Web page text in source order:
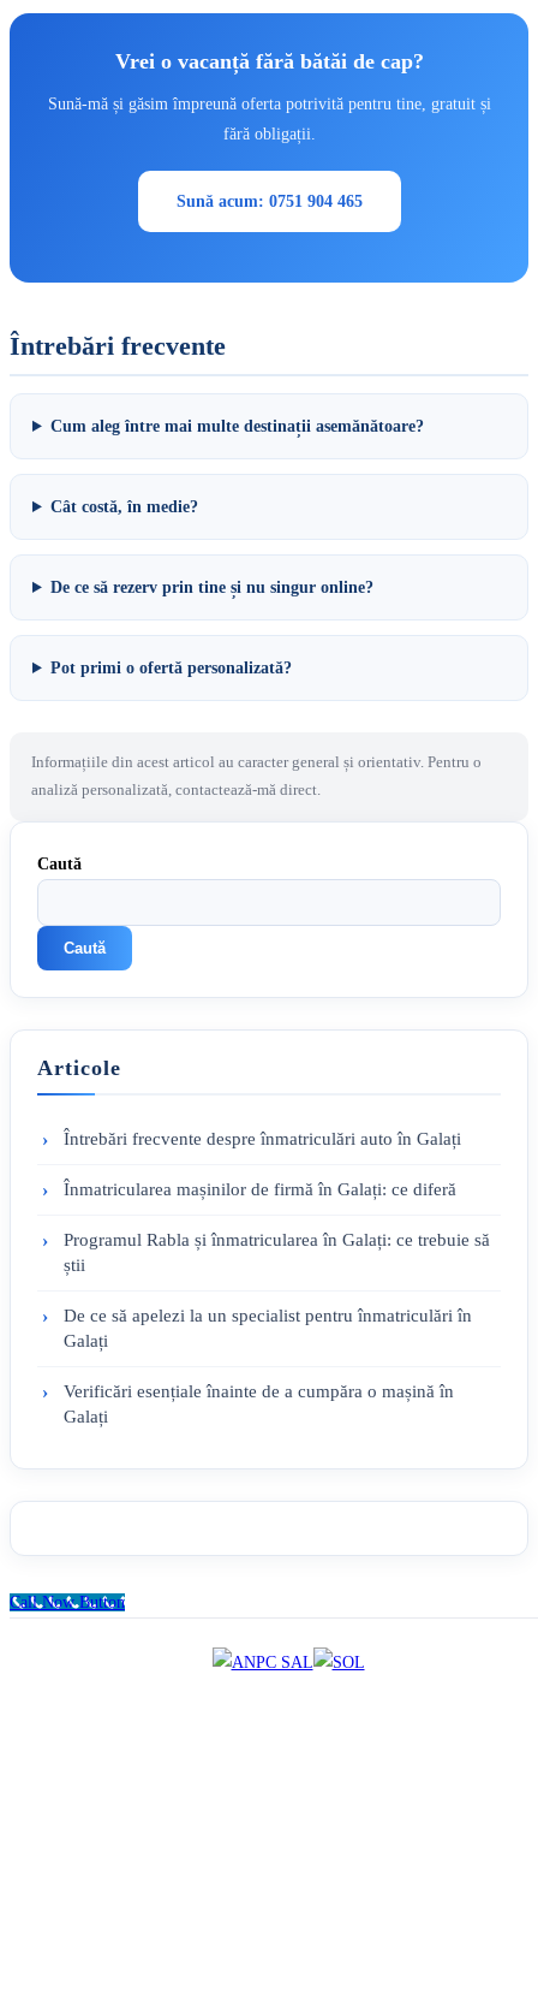
Vrei o vacanță fără bătăi de cap?
Sună-mă și găsim împreună oferta potrivită pentru tine, gratuit și
fără obligații.
Sună acum: 0751 904 465
Întrebări frecvente
Cum aleg între mai multe destinații asemănătoare?
Cât costă, în medie?
De ce să rezerv prin tine și nu singur online?
Pot primi o ofertă personalizată?
Informațiile din acest articol au caracter general și orientativ. Pentru o
analiză personalizată, contactează-mă direct.
Caută
Caută
Articole
Întrebări frecvente despre înmatriculări auto în Galați
Înmatricularea mașinilor de firmă în Galați: ce diferă
Programul Rabla și înmatricularea în Galați: ce trebuie să
știi
De ce să apelezi la un specialist pentru înmatriculări în
Galați
Verificări esențiale înainte de a cumpăra o mașină în
Galați
Call Now Button